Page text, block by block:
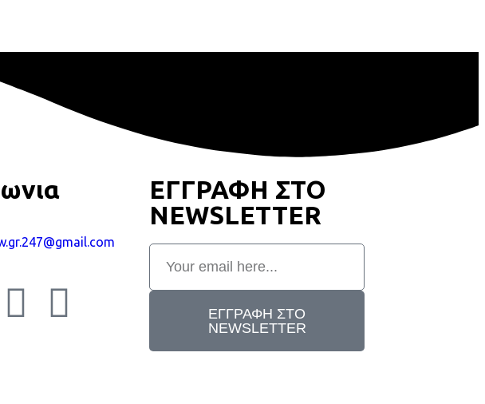
ΕΓΓΡΑΦΗ ΣΤΟ
NEWSLETTER
ΕΓΓΡΑΦΗ ΣΤΟ
NEWSLETTER